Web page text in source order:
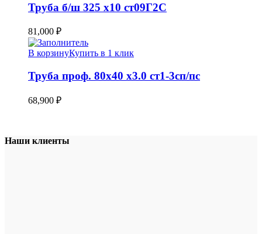
Труба б/ш 325 х10 ст09Г2С
81,000 ₽
В корзинуКупить в 1 клик
Труба проф. 80х40 х3.0 ст1-3сп/пс
68,900 ₽
Наши клиенты